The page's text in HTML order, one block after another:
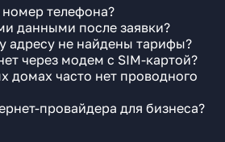
номер телефона?
данными после заявки?
адресу не найдены тарифы?
через модем с SIM-картой?
домах часто нет проводного
провайдера для бизнеса?